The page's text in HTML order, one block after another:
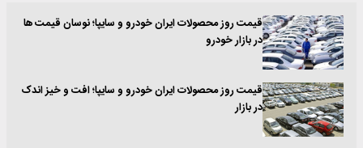
قیمت روز محصولات ایران خودرو و سایپا؛ نوسان قیمت ها
در بازار خودرو
قیمت روز محصولات ایران خودرو و سایپا؛ افت و خیز اندک
در بازار